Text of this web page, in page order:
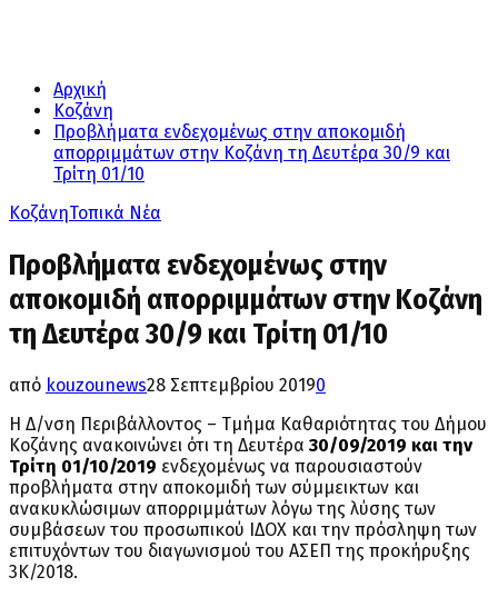
Αρχική
Κοζάνη
Προβλήματα ενδεχομένως στην αποκομιδή
απορριμμάτων στην Κοζάνη τη Δευτέρα 30/9 και
Τρίτη 01/10
ΚοζάνηΤοπικά Νέα
Προβλήματα ενδεχομένως στην
αποκομιδή απορριμμάτων στην Κοζάνη
τη Δευτέρα 30/9 και Τρίτη 01/10
από kouzounews28 Σεπτεμβρίου 20190
Η Δ/νση Περιβάλλοντος – Τμήμα Καθαριότητας του Δήμου
Κοζάνης ανακοινώνει ότι τη Δευτέρα 30/09/2019 και την
Τρίτη 01/10/2019 ενδεχομένως να παρουσιαστούν
προβλήματα στην αποκομιδή των σύμμεικτων και
ανακυκλώσιμων απορριμμάτων λόγω της λύσης των
συμβάσεων του προσωπικού ΙΔΟΧ και την πρόσληψη των
επιτυχόντων του διαγωνισμού του ΑΣΕΠ της προκήρυξης
3Κ/2018.